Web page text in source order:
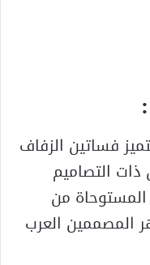
فساتين الزفاف
ذات التصاميم
من
المصممين العرب